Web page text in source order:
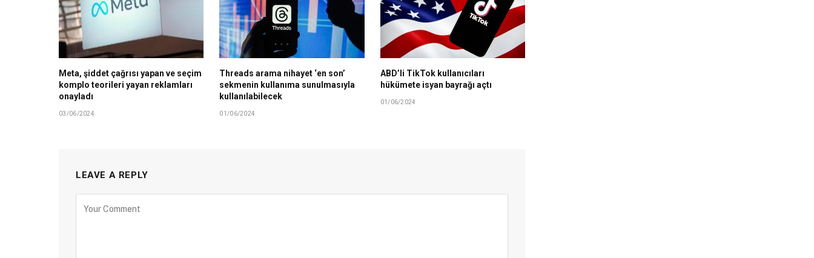
Meta, şiddet çağrısı yapan ve seçim
komplo teorileri yayan reklamları
onayladı
03/06/2024
Threads arama nihayet ‘en son’
sekmenin kullanıma sunulmasıyla
kullanılabilecek
01/06/2024
ABD’li TikTok kullanıcıları
hükümete isyan bayrağı açtı
01/06/2024
LEAVE A REPLY